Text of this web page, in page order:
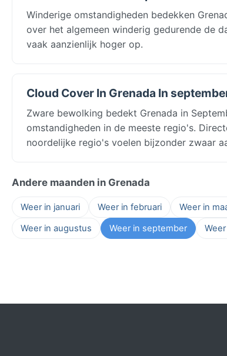
Winderige omstandigheden bedekken
over het algemeen winderig gedurende de
vaak aanzienlijk hoger op.
Cloud Cover In Grenada In
Zware bewolking bedekt Grenada in
omstandigheden in de meeste regio's.
noordelijke regio's voelen bijzonder zwaar
Andere maanden in Grenada
Weer in januari Weer in februari Weer in
Weer in augustus
Weer in september